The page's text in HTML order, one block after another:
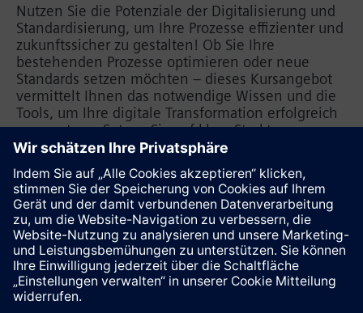
Nutzen Sie die Potenziale der Digitalisierung und
Standardisierung, um Ihre Prozesse effizienter und
zukunftssicher zu gestalten! Ob Sie Ihre
bestehenden Prozesse optimieren oder neue
Standards setzen möchten – dieses Kursangebot
vermittelt Ihnen das notwendige Wissen und die
Tools, um Ihre digitale Transformation erfolgreich
umzusetzen. Setzen Sie auf klare Strukturen,
vereinheitlichte Prozesse und innovative
nachhaltig zu stärken. Jetzt durchstarten und von
der Digitalisierung profitieren!